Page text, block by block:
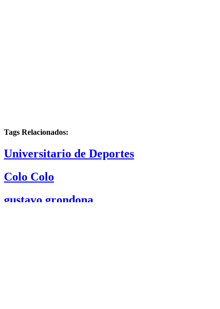
Tags Relacionados:
Universitario de Deportes
Colo Colo
gustavo grondona